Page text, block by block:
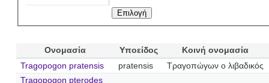
Ονομασία Υποείδος
Κοινή ονομασία
Tragopogon pratensis
pratensis
Τραγοπώγων ο λιβαδικός
Tragopogon pterodes